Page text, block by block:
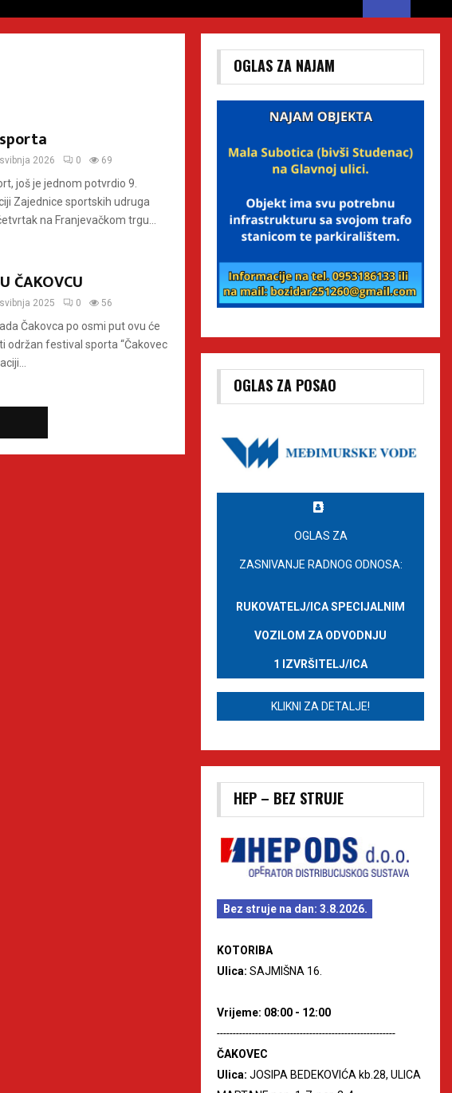
2026 0 69
još je jednom potvrdio 9.
Zajednice sportskih udruga
na Franjevačkom trgu...
ČAKOVCU
2025 0 56
Čakovca po osmi put ovu će
održan festival sporta “Čakovec
OGLAS ZA NAJAM
OGLAS ZA POSAO
OGLAS ZA
ZASNIVANJE RADNOG ODNOSA:
RUKOVATELJ/ICA SPECIJALNIM
VOZILOM ZA ODVODNJU
1 IZVRŠITELJ/ICA
KLIKNI ZA DETALJE!
HEP – BEZ STRUJE
Bez struje na dan: 3.8.2026.
KOTORIBA
Ulica: SAJMIŠNA 16.
Vrijeme: 08:00 - 12:00
--------------------------------------------------------
ČAKOVEC
Ulica: JOSIPA BEDEKOVIĆA kb.28, ULICA